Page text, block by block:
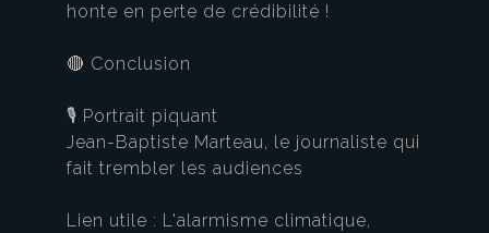
honte en perte de crédibilité !
🔴 Conclusion
🎙️ Portrait piquant
Jean-Baptiste Marteau, le journaliste qui
fait trembler les audiences
Lien utile : L'alarmisme climatique,